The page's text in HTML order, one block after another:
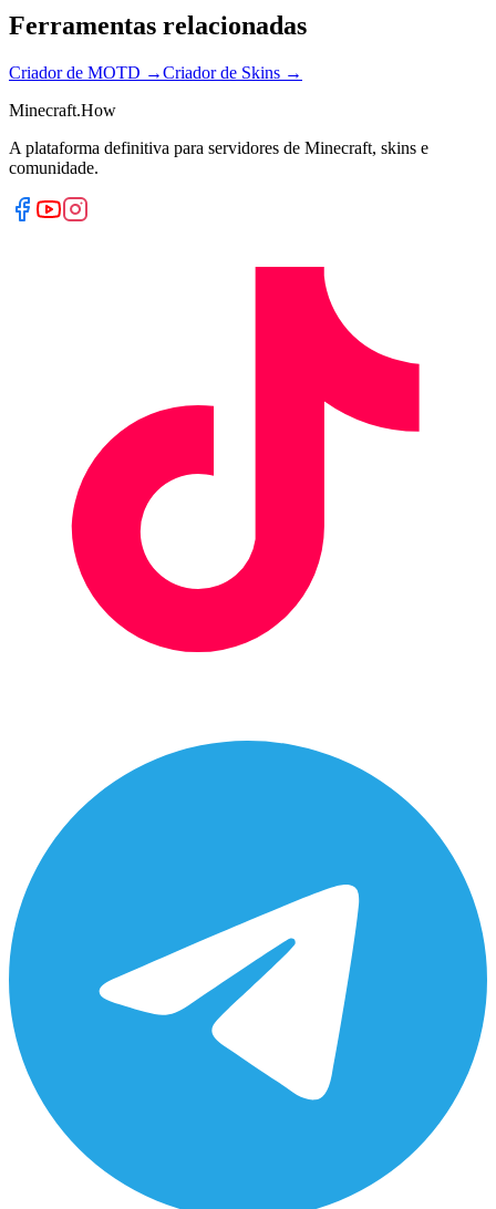
Ferramentas relacionadas
Criador de MOTD →Criador de Skins →
Minecraft.How
A plataforma definitiva para servidores de Minecraft, skins e
comunidade.